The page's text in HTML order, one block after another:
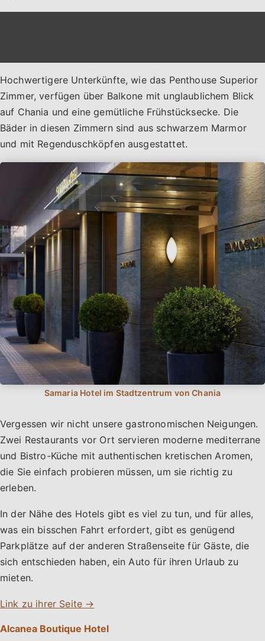
Hochwertigere Unterkünfte, wie das Penthouse Superior
Zimmer, verfügen über Balkone mit unglaublichem Blick
auf Chania und eine gemütliche Frühstücksecke. Die
Bäder in diesen Zimmern sind aus schwarzem Marmor
und mit Regenduschköpfen ausgestattet.
Vergessen wir nicht unsere gastronomischen Neigungen.
Zwei Restaurants vor Ort servieren moderne mediterrane
und Bistro-Küche mit authentischen kretischen Aromen,
die Sie einfach probieren müssen, um sie richtig zu
erleben.
In der Nähe des Hotels gibt es viel zu tun, und für alles,
was ein bisschen Fahrt erfordert, gibt es genügend
Parkplätze auf der anderen Straßenseite für Gäste, die
sich entschieden haben, ein Auto für ihren Urlaub zu
mieten.
Link zu ihrer Seite →
Alcanea Boutique Hotel